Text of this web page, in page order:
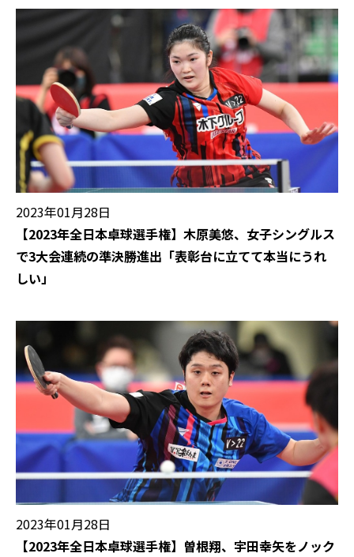
2023年01月28日
【2023年全日本卓球選手権】木原美悠、女子シングルス
で3大会連続の準決勝進出「表彰台に立てて本当にうれ
しい」
2023年01月28日
【2023年全日本卓球選手権】曽根翔、宇田幸矢をノック